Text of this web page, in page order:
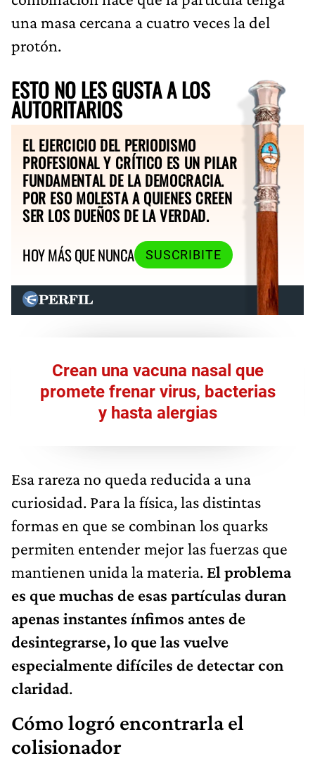
una masa cercana a cuatro veces la del
protón.
ESTO NO LES GUSTA A LOS
AUTORITARIOS
EL EJERCICIO DEL PERIODISMO
PROFESIONAL Y CRÍTICO ES UN PILAR
FUNDAMENTAL DE LA DEMOCRACIA.
POR ESO MOLESTA A QUIENES CREEN
SER LOS DUEÑOS DE LA VERDAD.
HOY MÁS QUE NUNCA
SUSCRIBITE
Crean una vacuna nasal que
promete frenar virus, bacterias
y hasta alergias
Esa rareza no queda reducida a una
curiosidad. Para la física, las distintas
formas en que se combinan los quarks
permiten entender mejor las fuerzas que
mantienen unida la materia. El problema
es que muchas de esas partículas duran
apenas instantes ínfimos antes de
desintegrarse, lo que las vuelve
especialmente difíciles de detectar con
claridad.
Cómo logró encontrarla el
colisionador